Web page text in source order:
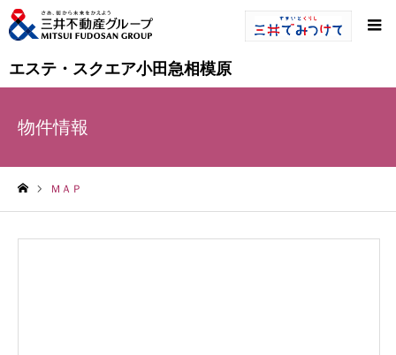
エステ・スクエア小田急相模原
物件情報
ＭＡＰ